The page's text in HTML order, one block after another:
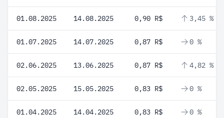
01.08.2025 14.08.2025 0,90 R$ 3,45 %
01.07.2025 14.07.2025 0,87 R$ 0 %
02.06.2025 13.06.2025 0,87 R$ 4,82 %
02.05.2025 15.05.2025 0,83 R$ 0 %
01.04.2025 14.04.2025 0,83 R$ 0 %